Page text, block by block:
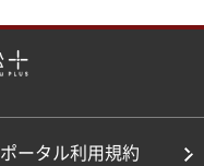
ポータル利用規約